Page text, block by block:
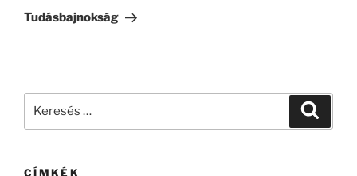
bejegyzés
Tudásbajnokság
CÍMKÉK